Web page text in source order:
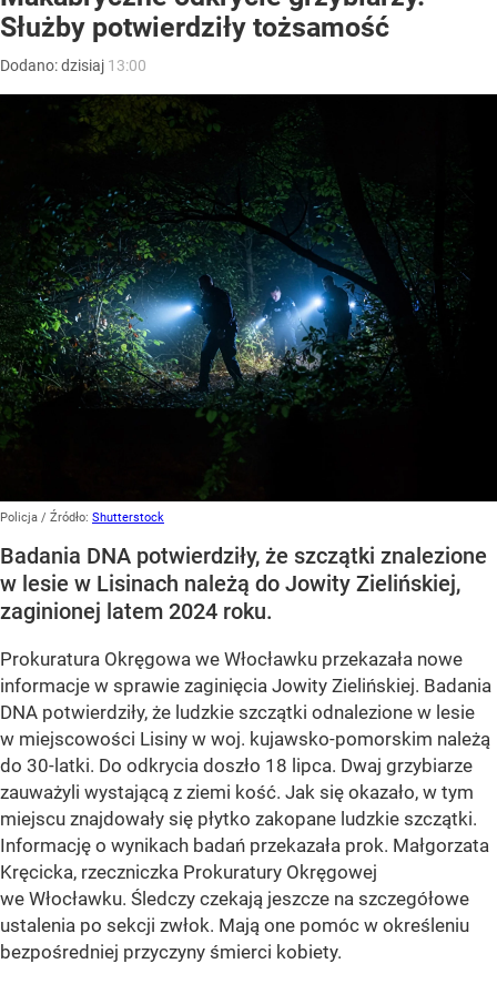
Służby potwierdziły tożsamość
Dodano:dzisiaj 13:00
Policja / Źródło: Shutterstock
Badania DNA potwierdziły, że szczątki znalezione
w lesie w Lisinach należą do Jowity Zielińskiej,
zaginionej latem 2024 roku.
Prokuratura Okręgowa we Włocławku przekazała nowe
informacje w sprawie zaginięcia Jowity Zielińskiej. Badania
DNA potwierdziły, że ludzkie szczątki odnalezione w lesie
w miejscowości Lisiny w woj. kujawsko-pomorskim należą
do 30-latki. Do odkrycia doszło 18 lipca. Dwaj grzybiarze
zauważyli wystającą z ziemi kość. Jak się okazało, w tym
miejscu znajdowały się płytko zakopane ludzkie szczątki.
Informację o wynikach badań przekazała prok. Małgorzata
Kręcicka, rzeczniczka Prokuratury Okręgowej
we Włocławku. Śledczy czekają jeszcze na szczegółowe
ustalenia po sekcji zwłok. Mają one pomóc w określeniu
bezpośredniej przyczyny śmierci kobiety.